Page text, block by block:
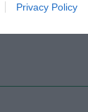
Privacy Policy